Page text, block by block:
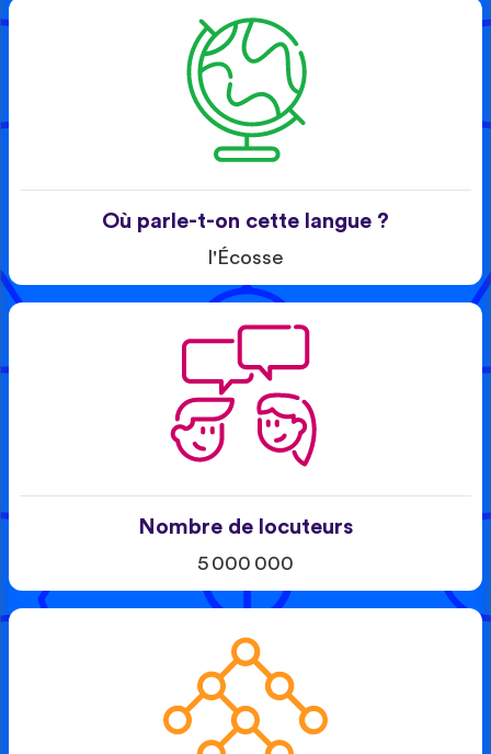
Où parle-t-on cette langue ?
l'Écosse
Nombre de locuteurs
5 000 000